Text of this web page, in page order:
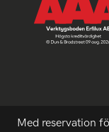
Med reservation